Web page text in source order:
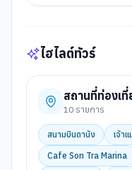
ไฮไลต์ทัวร์
สถานที่ท่องเที่
10 รายการ
สนามบินดานัง
เจ้า
Cafe Son Tra Marina